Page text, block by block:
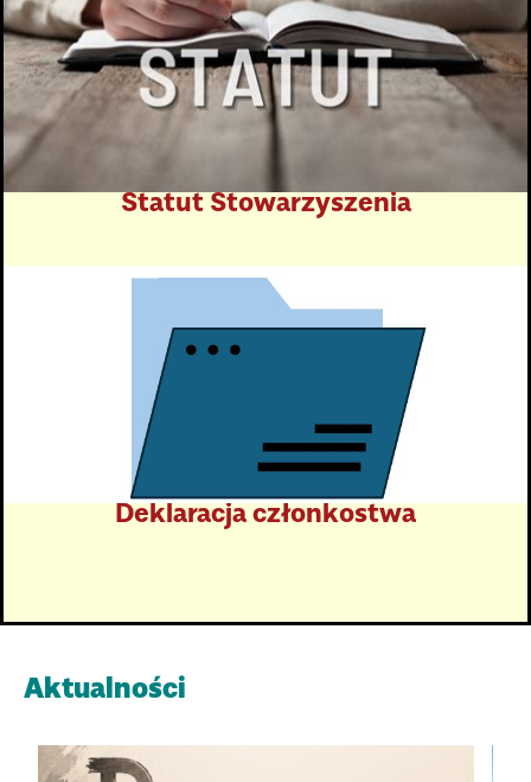
Statut Stowarzyszenia
Deklaracja członkostwa
Aktualności